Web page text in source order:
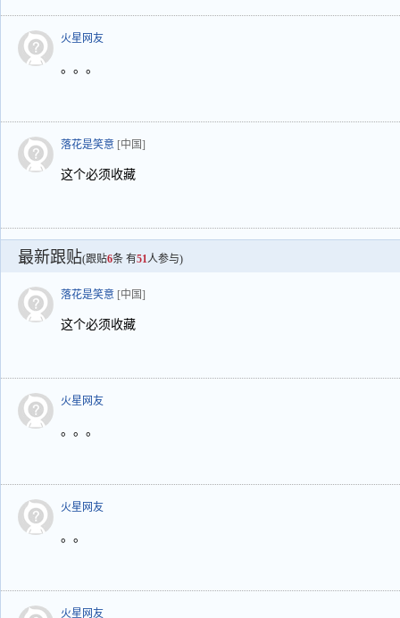
火星网友
。。。
落花是笑意 [中国]
这个必须收藏
最新跟贴(跟贴6条 有51人参与)
落花是笑意 [中国]
这个必须收藏
火星网友
。。。
火星网友
。。
火星网友